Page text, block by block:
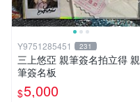
Y9751285451 231
三上悠亞 親筆簽名拍立得 親
筆簽名板
$5,000